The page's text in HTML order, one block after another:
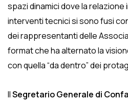
spazi dinamici dove la relazione
interventi tecnici si sono fusi
dei rappresentanti delle
format che ha alternato la
con quella “da dentro” dei
IlSegretario Generale di